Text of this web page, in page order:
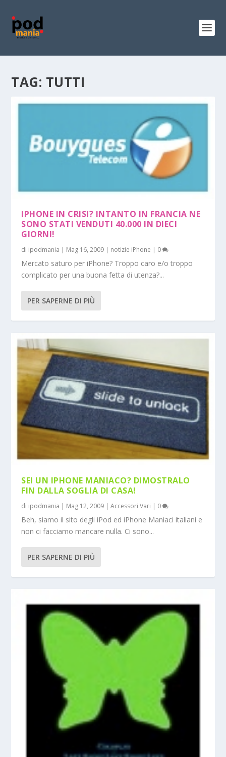
TAG: TUTTI
IPHONE IN CRISI? INTANTO IN FRANCIA NE
SONO STATI VENDUTI 40.000 IN DIECI
GIORNI!
di ipodmania | Mag 16, 2009 | notizie iPhone | 0
Mercato saturo per iPhone? Troppo caro e/o troppo
complicato per una buona fetta di utenza?...
PER SAPERNE DI PIÙ
SEI UN IPHONE MANIACO? DIMOSTRALO
FIN DALLA SOGLIA DI CASA!
di ipodmania | Mag 12, 2009 |Accessori Vari | 0
Beh, siamo il sito degli iPod ed iPhone Maniaci italiani e
non ci facciamo mancare nulla. Ci sono...
PER SAPERNE DI PIÙ